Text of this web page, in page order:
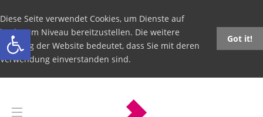
Open toolbar
Diese Seite verwendet Cookies, um Dienste auf
höchstem Niveau bereitzustellen. Die weitere
Nutzung der Website bedeutet, dass Sie mit deren
Verwendung einverstanden sind.
Got it!